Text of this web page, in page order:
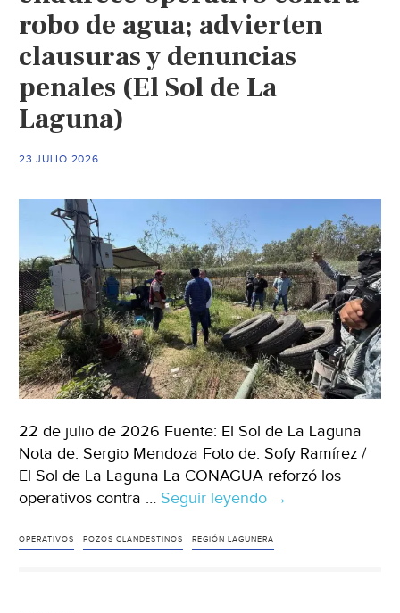
robo de agua; advierten
clausuras y denuncias
penales (El Sol de La
Laguna)
23 JULIO 2026
22 de julio de 2026 Fuente: El Sol de La Laguna
Nota de: Sergio Mendoza Foto de: Sofy Ramírez /
El Sol de La Laguna La CONAGUA reforzó los
operativos contra … Seguir leyendo Coahuila
CONAGUA
→
OPERATIVOS POZOS CLANDESTINOS REGIÓN LAGUNERA